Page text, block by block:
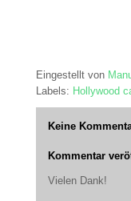
Eingestellt von
Labels: Hollywood
Keine
Kommentar
Vielen Dank!